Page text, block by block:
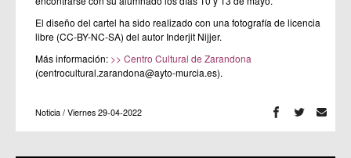
El diseño del cartel ha sido realizado con una fotografía de licencia
libre (CC-BY-NC-SA) del autor Inderjit Nijjer.
Más información: >> Centro Cultural de Zarandona
(centrocultural.zarandona@ayto-murcia.es).
Noticia / Viernes 29-04-2022